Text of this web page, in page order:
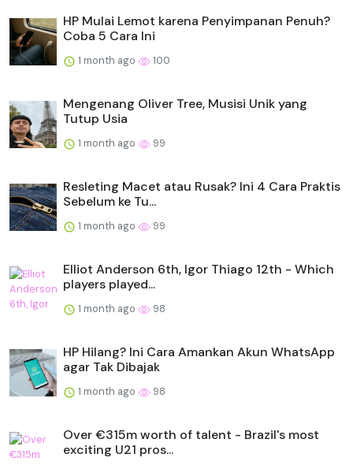
HP Mulai Lemot karena Penyimpanan Penuh?
Coba 5 Cara Ini
1 month ago 100
Mengenang Oliver Tree, Musisi Unik yang
Tutup Usia
1 month ago 99
Resleting Macet atau Rusak? Ini 4 Cara Praktis
Sebelum ke Tu...
1 month ago 99
Elliot Anderson 6th, Igor Thiago 12th - Which
players played...
1 month ago 98
HP Hilang? Ini Cara Amankan Akun WhatsApp
agar Tak Dibajak
1 month ago 98
Over €315m worth of talent - Brazil's most
exciting U21 pros...